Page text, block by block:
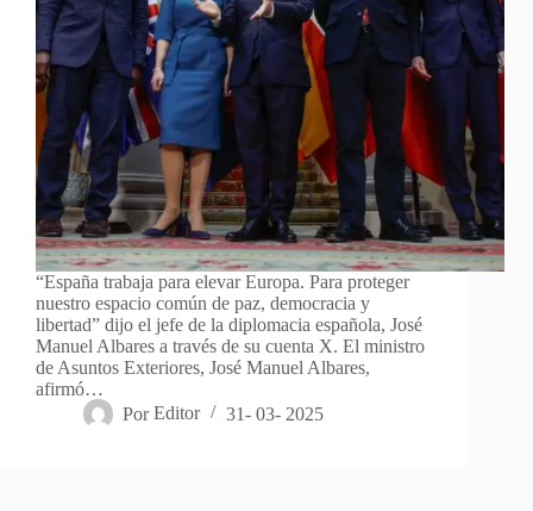
“España trabaja para elevar Europa. Para proteger
nuestro espacio común de paz, democracia y
libertad” dijo el jefe de la diplomacia española, José
Manuel Albares a través de su cuenta X. El ministro
de Asuntos Exteriores, José Manuel Albares,
afirmó…
Por Editor 31- 03- 2025